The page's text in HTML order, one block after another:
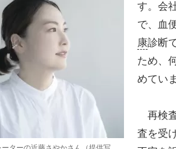
す。会
で、血
康診断
ため、
めてい
再検
査を受